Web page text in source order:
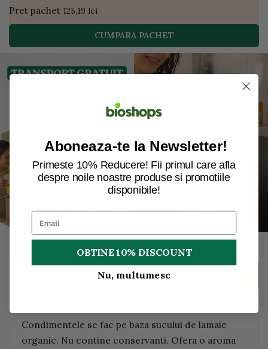
Pret pachet 125,19 lei
CUMPARA PACHET
Condimentele se fac pe baza sucului de lamaie
organic. Nu contine conservanti. Ofera o aroma
Aboneaza-te la Newsletter!
Primeste 10% Reducere! Fii primul care afla
despre noile noastre produse si promotiile
disponibile!
OBTINE 10% DISCOUNT
Nu, multumesc